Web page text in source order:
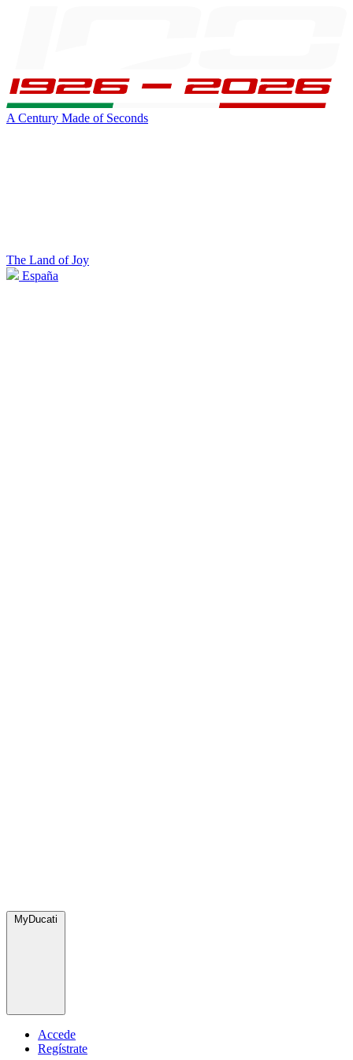
A Century Made of Seconds
The Land of Joy
España
MyDucati
Accede
Regístrate